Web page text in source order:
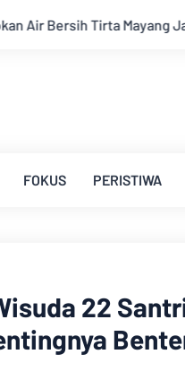
Kajati Jambi dan
FOKUS PERISTIWA
22